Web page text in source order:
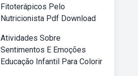
Fitoterápicos Pelo
Nutricionista Pdf Download
Atividades Sobre
Sentimentos E Emoções
Educação Infantil Para Colorir